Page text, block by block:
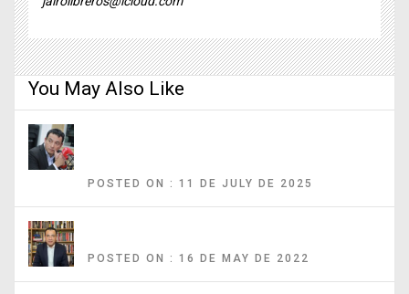
You May Also Like
POSTED ON : 11 DE JULY DE 2025
POSTED ON : 16 DE MAY DE 2022